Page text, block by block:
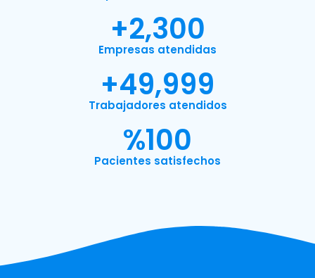
Empresas atendidas
+2,300
Trabajadores atendidos
+49,999
Pacientes satisfechos
%100